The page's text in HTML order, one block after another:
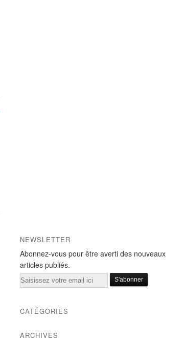
NEWSLETTER
Abonnez-vous pour être averti des nouveaux
articles publiés.
Email
CATÉGORIES
ARCHIVES